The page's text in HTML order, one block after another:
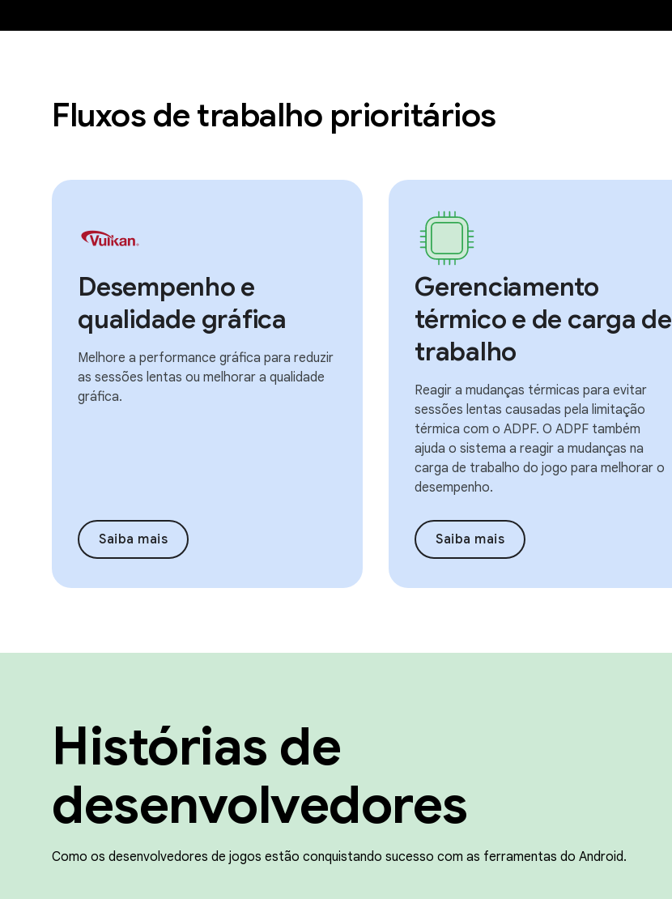
Fluxos de trabalho prioritários
Desempenho e
qualidade gráfica
Melhore a performance gráfica para reduzir
as sessões lentas ou melhorar a qualidade
gráfica.
Saiba mais
Gerenciamento
térmico e de carga de
trabalho
Reagir a mudanças térmicas para evitar
sessões lentas causadas pela limitação
térmica com o ADPF. O ADPF também
ajuda o sistema a reagir a mudanças na
carga de trabalho do jogo para melhorar o
desempenho.
Saiba mais
Histórias de
desenvolvedores
Como os desenvolvedores de jogos estão conquistando sucesso com as ferramentas do Android.